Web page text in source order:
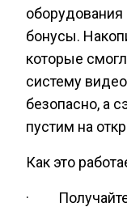
оборудования
бонусы.
которые
систему
безопасно, а
пустим на
Как это
· Получайте